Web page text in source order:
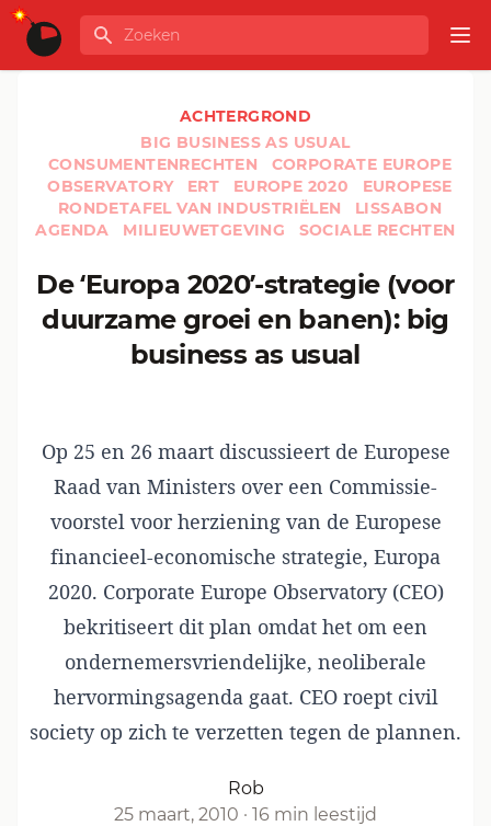
Ga naar de inhoud
GLOBALINFO
Zoeken
ACHTERGROND
BIG BUSINESS AS USUAL
CONSUMENTENRECHTEN
CORPORATE EUROPE
OBSERVATORY
ERT EUROPE 2020
EUROPESE
RONDETAFEL VAN INDUSTRIËLEN
LISSABON
AGENDA
MILIEUWETGEVING SOCIALE RECHTEN
De ‘Europa 2020’-strategie (voor
duurzame groei en banen): big
business as usual
Op 25 en 26 maart discussieert de Europese
Raad van Ministers over een Commissie-
voorstel voor herziening van de Europese
financieel-economische strategie, Europa
2020. Corporate Europe Observatory (CEO)
bekritiseert dit plan omdat het om een
ondernemersvriendelijke, neoliberale
hervormingsagenda gaat. CEO roept civil
society op zich te verzetten tegen de plannen.
Rob
25 maart, 2010 · 16 min leestijd